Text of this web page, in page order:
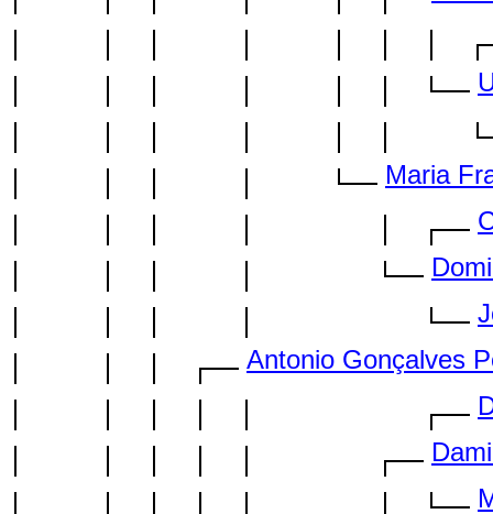
Maria
Antonio Gonçalves